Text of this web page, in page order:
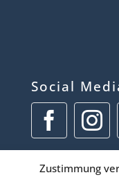
Zustimmung
Social